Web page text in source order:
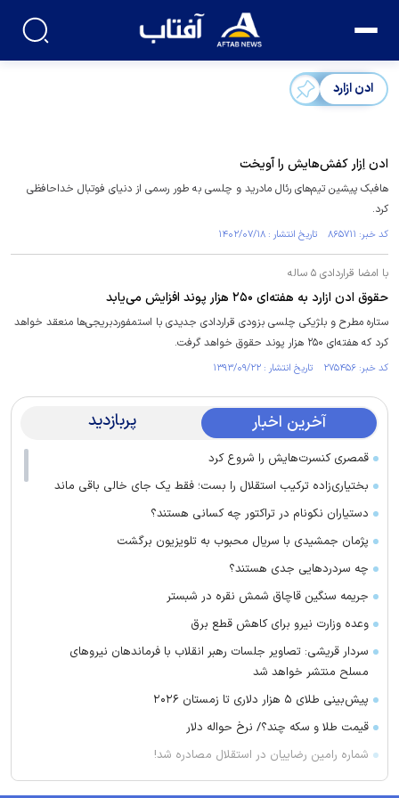
ادن ازارد
ادن اِزار کفش‌هایش را آویخت
هافبک پیشین تیم‌های رئال مادرید و چلسی به طور رسمی از دنیای فوتبال خداحافظی
کرد.
کد خبر: ۸۶۵۷۱۱ تاریخ انتشار : ۱۴۰۲/۰۷/۱۸
با امضا قراردادی ۵ ساله
حقوق ادن ازارد به هفته‌ای ۲۵۰ هزار پوند افزایش می‌یابد
ستاره مطرح و بلژیکی چلسی بزودی قراردادی جدیدی با استمفوردبریجی‌ها منعقد خواهد
کرد که هفته‌ای ۲۵۰ هزار پوند حقوق خواهد گرفت.
کد خبر: ۲۷۵۴۵۶ تاریخ انتشار : ۱۳۹۳/۰۹/۲۲
آخرین اخبار پربازدید
قمصری کنسرت‌هایش را شروع کرد
بختیاری‌زاده ترکیب استقلال را بست؛ فقط یک جای خالی باقی ماند
دستیاران نکونام در تراکتور چه کسانی هستند؟
پژمان جمشیدی با سریال محبوب به تلویزیون برگشت
چه سردرد‌هایی جدی هستند؟
جریمه سنگین قاچاق شمش نقره در شبستر
وعده وزارت نیرو برای کاهش قطع برق
سردار قریشی: تصاویر جلسات رهبر انقلاب با فرماندهان نیرو‌های
مسلح منتشر خواهد شد
پیش‌بینی طلای ۵ هزار دلاری تا زمستان ۲۰۲۶
قیمت طلا و سکه چند؟/ نرخ حواله دلار
شماره رامین رضاییان در استقلال مصادره شد!
سحرخیزان مهاجم اول استقلال شد